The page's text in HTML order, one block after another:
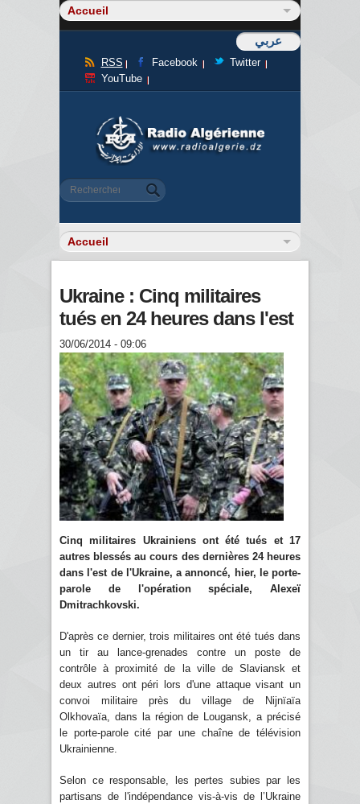
عربي
RSS Facebook
Twitter
YouTube
Formulaire de recherche
Rechercher
Ukraine : Cinq militaires
tués en 24 heures dans l'est
30/06/2014 - 09:06
Cinq militaires Ukrainiens ont été tués et 17
autres blessés au cours des dernières 24 heures
dans l'est de l'Ukraine, a annoncé, hier, le porte-
parole de l'opération spéciale, Alexeï
Dmitrachkovski.
D'après ce dernier, trois militaires ont été tués dans
un tir au lance-grenades contre un poste de
contrôle à proximité de la ville de Slaviansk et
deux autres ont péri lors d'une attaque visant un
convoi militaire près du village de Nijnïaïa
Olkhovaïa, dans la région de Lougansk, a précisé
le porte-parole cité par une chaîne de télévision
Ukrainienne.
Selon ce responsable, les pertes subies par les
partisans de l'indépendance vis-à-vis de l’Ukraine